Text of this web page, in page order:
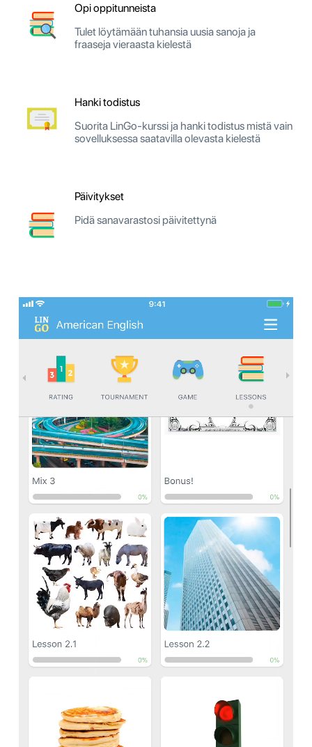
Opi oppitunneista
Tulet löytämään tuhansia uusia sanoja ja
fraaseja vieraasta kielestä
Hanki todistus
Suorita LinGo-kurssi ja hanki todistus mistä vain
sovelluksessa saatavilla olevasta kielestä
Päivitykset
Pidä sanavarastosi päivitettynä